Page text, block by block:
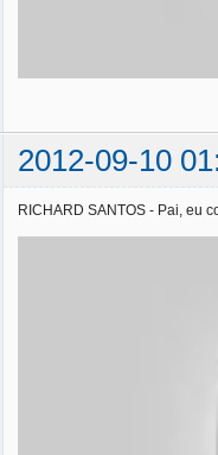
2012-09-10
RICHARD SANTOS - Pai, eu